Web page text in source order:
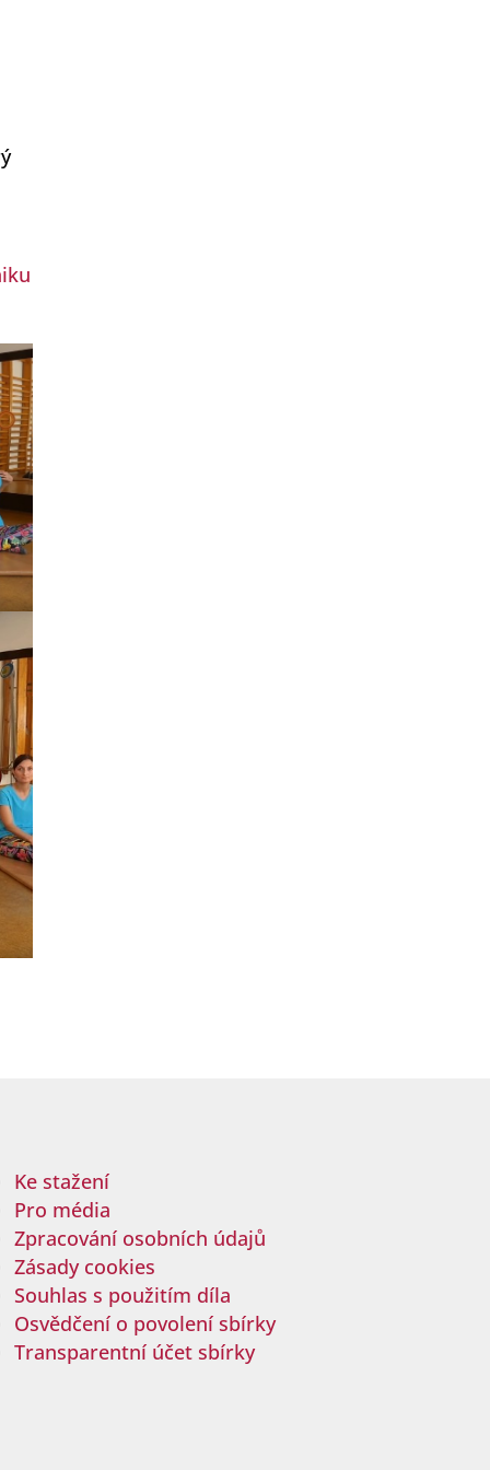
Ke stažení
Pro média
Zpracování osobních údajů
Zásady cookies
Souhlas s použitím díla
Osvědčení o povolení sbírky
Transparentní účet sbírky